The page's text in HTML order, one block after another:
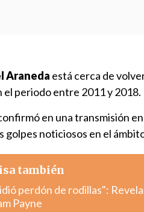
Araneda está cerca de
el periodo entre 2011 y 2018.
en una transmisión
golpes noticiosos en el
también
perdón de rodillas":
Payne